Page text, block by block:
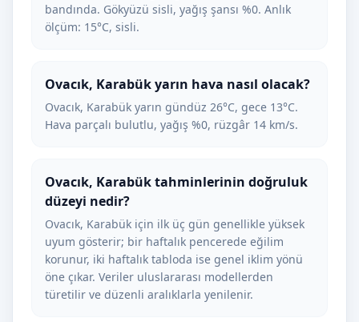
bandında. Gökyüzü sisli, yağış şansı %0. Anlık
ölçüm: 15°C, sisli.
Ovacık, Karabük yarın hava nasıl olacak?
Ovacık, Karabük yarın gündüz 26°C, gece 13°C.
Hava parçalı bulutlu, yağış %0, rüzgâr 14 km/s.
Ovacık, Karabük tahminlerinin doğruluk
düzeyi nedir?
Ovacık, Karabük için ilk üç gün genellikle yüksek
uyum gösterir; bir haftalık pencerede eğilim
korunur, iki haftalık tabloda ise genel iklim yönü
öne çıkar. Veriler uluslararası modellerden
türetilir ve düzenli aralıklarla yenilenir.